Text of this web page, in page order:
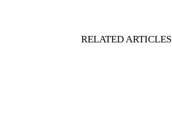
RELATED ARTICLES